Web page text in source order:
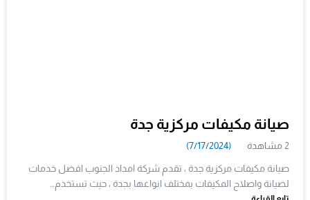
صيانة مكيفات مركزية جدة
2 مشاهدة (7/17/2024)
صيانة مكيفات مركزية جدة ، تقدم شركة امداد الجنوب افضل خدمات
لصيانة واصلاح المكيفات بمختلف انواعها بجدة ، حيث تستخدم…